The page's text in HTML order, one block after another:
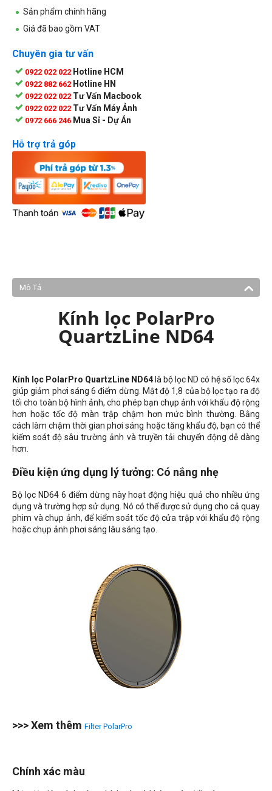
Sản phẩm chính hãng
Giá đã bao gồm VAT
Chuyên gia tư vấn
0922 022 022 Hotline HCM
0922 882 662 Hotline HN
0922 022 022 Tư Vấn Macbook
0922 022 022 Tư Vấn Máy Ảnh
0972 666 246 Mua Sỉ - Dự Án
Hỗ trợ trả góp
Mô Tả
Kính lọc PolarPro
QuartzLine ND64
Kính lọc PolarPro QuartzLine ND64 là bộ lọc ND có hệ số lọc 64x
giúp giảm phơi sáng 6 điểm dừng. Mật độ 1,8 của bộ lọc tạo ra độ
tối cho toàn bộ hình ảnh, cho phép bạn chụp ảnh với khẩu độ rộng
hơn hoặc tốc độ màn trập chậm hơn mức bình thường. Bằng
cách làm chậm thời gian phơi sáng hoặc tăng khẩu độ, bạn có thể
kiểm soát độ sâu trường ảnh và truyền tải chuyển động dễ dàng
hơn.
Điều kiện ứng dụng lý tưởng: Có nắng nhẹ
Bộ lọc ND64 6 điểm dừng này hoạt động hiệu quả cho nhiều ứng
dụng và trường hợp sử dụng. Nó có thể được sử dụng cho cả quay
phim và chụp ảnh, để kiểm soát tốc độ cửa trập với khẩu độ rộng
hoặc chụp ảnh phơi sáng lâu sáng tạo.
>>> Xem thêm Filter PolarPro
Chính xác màu